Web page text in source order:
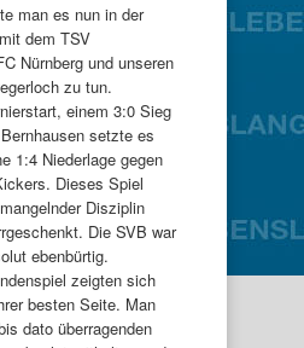
man es nun in der
dem TSV
Nürnberg und unseren
zu tun.
einem 3:0 Sieg
setzte es
1:4 Niederlage gegen
Dieses Spiel
Disziplin
Die SVB war
ebenbürtig.
zeigten sich
besten Seite. Man
dato überragenden